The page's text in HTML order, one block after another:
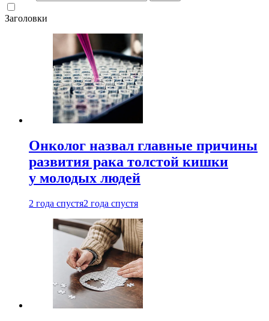
Заголовки
Онколог назвал главные причины
развития рака толстой кишки
у молодых людей
2 года спустя2 года спустя